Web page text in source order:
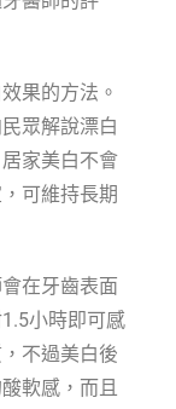
果的方法。
眾解說漂白
家美白不會
可維持長期
在牙齒表面
小時即可感
不過美白後
軟感，而且